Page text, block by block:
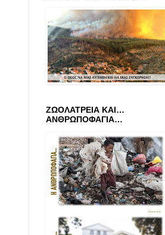
ΖΩΟΛΑΤΡΕΙΑ ΚΑΙ…
ΑΝΘΡΩΠΟΦΑΓΙΑ…